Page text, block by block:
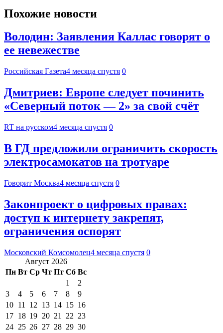
Похожие новости
Володин: Заявления Каллас говорят о
ее невежестве
Российская Газета4 месяца спустя 0
Дмитриев: Европе следует починить
«Северный поток — 2» за свой счёт
RT на русском4 месяца спустя 0
В ГД предложили ограничить скорость
электросамокатов на тротуаре
Говорит Москва4 месяца спустя 0
Законпроект о цифровых правах:
доступ к интернету закрепят,
ограничения оспорят
Московский Комсомолец4 месяца спустя 0
Август 2026
Пн Вт Ср Чт Пт Сб Вс
1
2
3
4 5 6 7 8
9
10 11 12 13 14 15 16
17 18 19 20 21 22 23
24 25 26 27 28 29 30